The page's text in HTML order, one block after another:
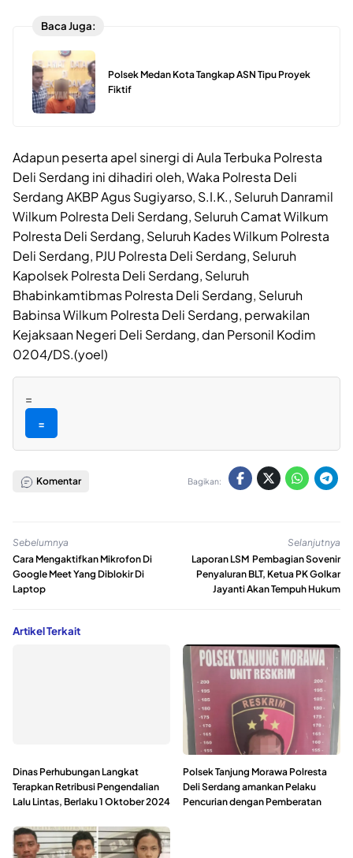
Baca Juga:
Polsek Medan Kota Tangkap ASN Tipu Proyek
Fiktif
Adapun peserta apel sinergi di Aula Terbuka Polresta
Deli Serdang ini dihadiri oleh, Waka Polresta Deli
Serdang AKBP Agus Sugiyarso, S.I.K., Seluruh Danramil
Wilkum Polresta Deli Serdang, Seluruh Camat Wilkum
Polresta Deli Serdang, Seluruh Kades Wilkum Polresta
Deli Serdang, PJU Polresta Deli Serdang, Seluruh
Kapolsek Polresta Deli Serdang, Seluruh
Bhabinkamtibmas Polresta Deli Serdang, Seluruh
Babinsa Wilkum Polresta Deli Serdang, perwakilan
Kejaksaan Negeri Deli Serdang, dan Personil Kodim
0204/DS.(yoel)
=
=
Komentar Bagikan:
Sebelumnya
Cara Mengaktifkan Mikrofon Di
Google Meet Yang Diblokir Di
Laptop
Selanjutnya
Laporan LSM Pembagian Sovenir
Penyaluran BLT, Ketua PK Golkar
Jayanti Akan Tempuh Hukum
Artikel Terkait
Dinas Perhubungan Langkat
Terapkan Retribusi Pengendalian
Lalu Lintas, Berlaku 1 Oktober 2024
Polsek Tanjung Morawa Polresta
Deli Serdang amankan Pelaku
Pencurian dengan Pemberatan